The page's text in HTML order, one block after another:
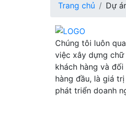
Trang chủ Dự
Chúng tôi luôn
việc xây dựng chữ
khách hàng và
hàng đầu, là giá
phát triển doanh